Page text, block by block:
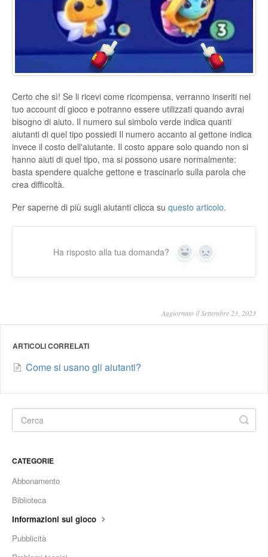
Certo che sì! Se li ricevi come ricompensa, verranno inseriti nel
tuo account di gioco e potranno essere utilizzati quando avrai
bisogno di aiuto. Il numero sul simbolo verde indica quanti
aiutanti di quel tipo possiedi Il numero accanto al gettone indica
invece il costo dell'aiutante. Il costo appare solo quando non si
hanno aiuti di quel tipo, ma si possono usare normalmente:
basta spendere qualche gettone e trascinarlo sulla parola che
crea difficoltà.
Per saperne di più sugli aiutanti clicca su questo articolo.
Ha risposto alla tua domanda? Yes No
Aggiornato il Settembre 23, 2023
ARTICOLI CORRELATI
Come si usano gli aiutanti?
CATEGORIE
Abbonamento
Biblioteca
Informazioni sul gioco
Pubblicità